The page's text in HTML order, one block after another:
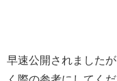
早速公開されました